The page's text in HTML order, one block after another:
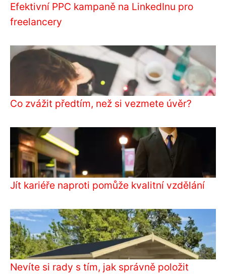
Efektivní PPC kampaně na LinkedInu pro
freelancery
Co zvážit předtím, než si vezmete úvěr?
Jít kariéře naproti pomůže kvalitní vzdělání
Nevíte si rady s tím, jak správně položit